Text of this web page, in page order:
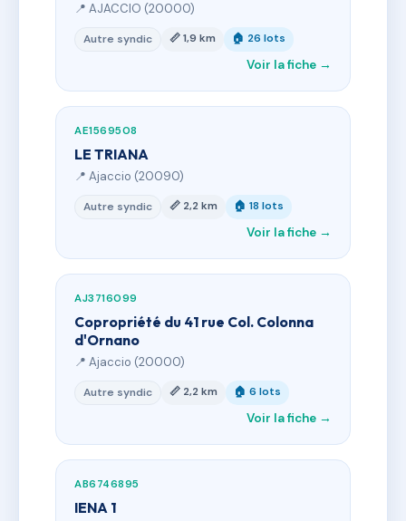
📍 AJACCIO (20000)
Autre syndic 📏 1,9 km 🏠 26 lots
Voir la fiche →
AE1569508
LE TRIANA
📍 Ajaccio (20090)
Autre syndic 📏 2,2 km 🏠 18 lots
Voir la fiche →
AJ3716099
Copropriété du 41 rue Col. Colonna
d'Ornano
📍 Ajaccio (20000)
Autre syndic 📏 2,2 km 🏠 6 lots
Voir la fiche →
AB6746895
IENA 1